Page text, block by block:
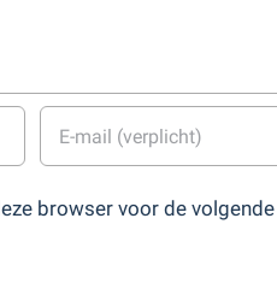
browser voor de